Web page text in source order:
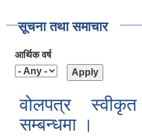
सूचना तथा समाचार
आर्थिक वर्ष
वोलपत्र
सम्बन्धमा ।